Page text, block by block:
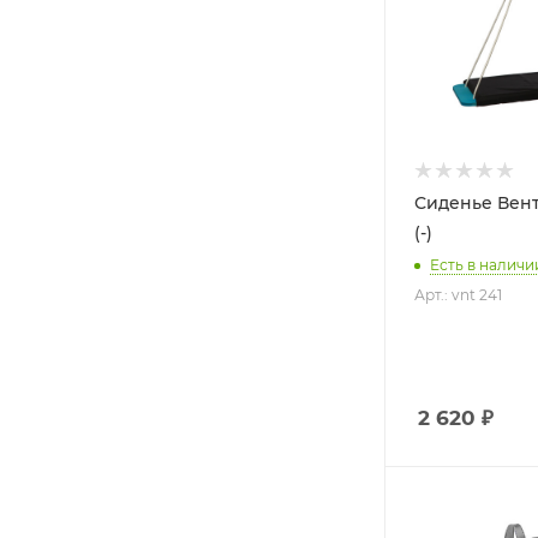
Сиденье
(-)
Есть в
Арт.: vnt 241
2 620 ₽